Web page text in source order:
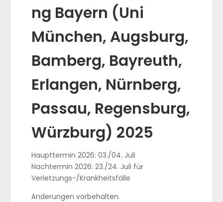
ng Bayern (Uni
München, Augsburg,
Bamberg, Bayreuth,
Erlangen, Nürnberg,
Passau, Regensburg,
Würzburg) 2025
Haupttermin 2026: 03./04. Juli
Nachtermin 2026: 23./24. Juli für
Verletzungs-/Krankheitsfälle
Änderungen vorbehalten.